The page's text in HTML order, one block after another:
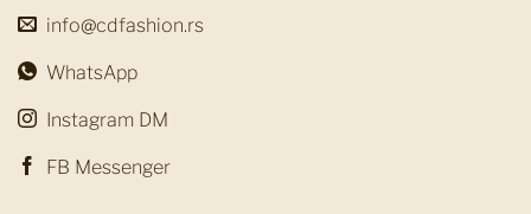
info@cdfashion.rs
WhatsApp
Instagram DM
FB Messenger